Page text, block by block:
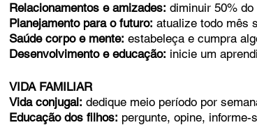
Relacionamentos e amizades: diminuir 50%
Planejamento para o futuro: atualize todo mês
Saúde corpo e mente: estabeleça e cumpra
Desenvolvimento e educação: inicie um
VIDA FAMILIAR
Vida conjugal: dedique meio período por
Educação dos filhos: pergunte, opine,